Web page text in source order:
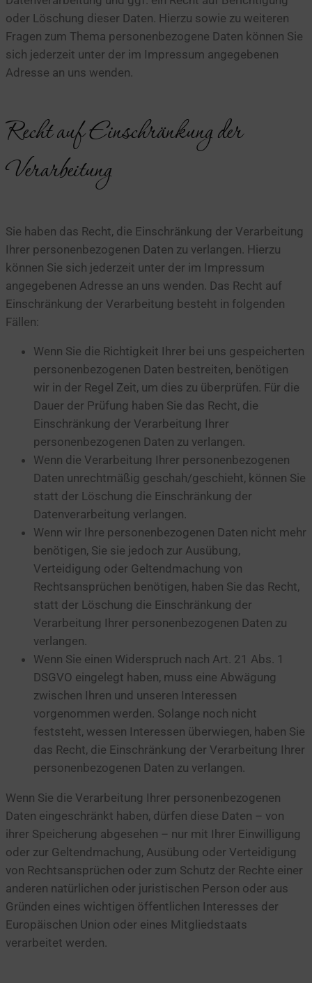
oder Löschung dieser Daten. Hierzu sowie zu weiteren
Fragen zum Thema personenbezogene Daten können Sie
sich jederzeit unter der im Impressum angegebenen
Adresse an uns wenden.
Recht auf Einschränkung der
Verarbeitung
Sie haben das Recht, die Einschränkung der Verarbeitung
Ihrer personenbezogenen Daten zu verlangen. Hierzu
können Sie sich jederzeit unter der im Impressum
angegebenen Adresse an uns wenden. Das Recht auf
Einschränkung der Verarbeitung besteht in folgenden
Fällen:
Wenn Sie die Richtigkeit Ihrer bei uns gespeicherten
personenbezogenen Daten bestreiten, benötigen
wir in der Regel Zeit, um dies zu überprüfen. Für die
Dauer der Prüfung haben Sie das Recht, die
Einschränkung der Verarbeitung Ihrer
personenbezogenen Daten zu verlangen.
Wenn die Verarbeitung Ihrer personenbezogenen
Daten unrechtmäßig geschah/geschieht, können Sie
statt der Löschung die Einschränkung der
Datenverarbeitung verlangen.
Wenn wir Ihre personenbezogenen Daten nicht mehr
benötigen, Sie sie jedoch zur Ausübung,
Verteidigung oder Geltendmachung von
Rechtsansprüchen benötigen, haben Sie das Recht,
statt der Löschung die Einschränkung der
Verarbeitung Ihrer personenbezogenen Daten zu
verlangen.
Wenn Sie einen Widerspruch nach Art. 21 Abs. 1
DSGVO eingelegt haben, muss eine Abwägung
zwischen Ihren und unseren Interessen
vorgenommen werden. Solange noch nicht
feststeht, wessen Interessen überwiegen, haben Sie
das Recht, die Einschränkung der Verarbeitung Ihrer
personenbezogenen Daten zu verlangen.
Wenn Sie die Verarbeitung Ihrer personenbezogenen
Daten eingeschränkt haben, dürfen diese Daten – von
ihrer Speicherung abgesehen – nur mit Ihrer Einwilligung
oder zur Geltendmachung, Ausübung oder Verteidigung
von Rechtsansprüchen oder zum Schutz der Rechte einer
anderen natürlichen oder juristischen Person oder aus
Gründen eines wichtigen öffentlichen Interesses der
Europäischen Union oder eines Mitgliedstaats
verarbeitet werden.